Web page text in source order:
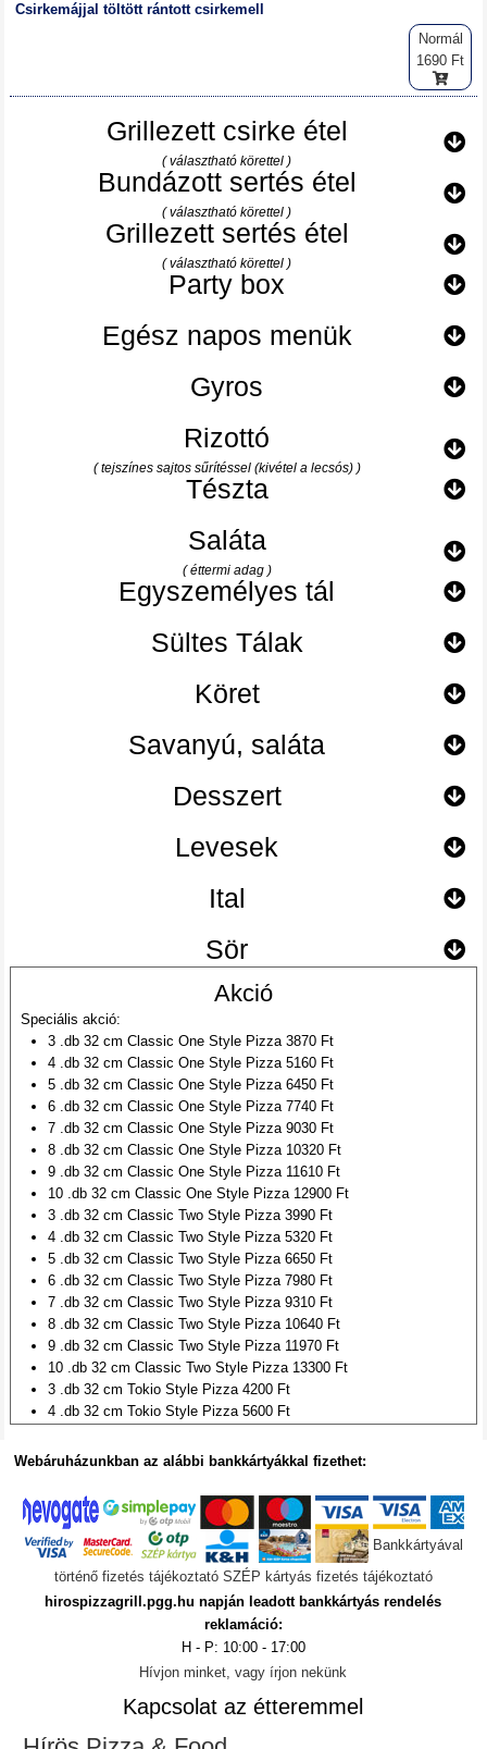
Csirkemájjal töltött rántott csirkemell
Normál
1690 Ft
Grillezett csirke étel
( választható körettel )
Bundázott sertés étel
( választható körettel )
Grillezett sertés étel
( választható körettel )
Party box
Egész napos menük
Gyros
Rizottó
( tejszínes sajtos sűrítéssel (kivétel a lecsós) )
Tészta
Saláta
( éttermi adag )
Egyszemélyes tál
Sültes Tálak
Köret
Savanyú, saláta
Desszert
Levesek
Ital
Sör
Akció
Speciális akció:
3 .db 32 cm Classic One Style Pizza 3870 Ft
4 .db 32 cm Classic One Style Pizza 5160 Ft
5 .db 32 cm Classic One Style Pizza 6450 Ft
6 .db 32 cm Classic One Style Pizza 7740 Ft
7 .db 32 cm Classic One Style Pizza 9030 Ft
8 .db 32 cm Classic One Style Pizza 10320 Ft
9 .db 32 cm Classic One Style Pizza 11610 Ft
10 .db 32 cm Classic One Style Pizza 12900 Ft
3 .db 32 cm Classic Two Style Pizza 3990 Ft
4 .db 32 cm Classic Two Style Pizza 5320 Ft
5 .db 32 cm Classic Two Style Pizza 6650 Ft
6 .db 32 cm Classic Two Style Pizza 7980 Ft
7 .db 32 cm Classic Two Style Pizza 9310 Ft
8 .db 32 cm Classic Two Style Pizza 10640 Ft
9 .db 32 cm Classic Two Style Pizza 11970 Ft
10 .db 32 cm Classic Two Style Pizza 13300 Ft
3 .db 32 cm Tokio Style Pizza 4200 Ft
4 .db 32 cm Tokio Style Pizza 5600 Ft
6 .db 32 cm Tokio Style Pizza 8400 Ft
8 .db 32 cm Tokio Style Pizza 11200 Ft
9 .db 32 cm Tokio Style Pizza 12600 Ft
10 .db 32 cm Tokio Style Pizza 14000 Ft
3 .db 40 cm American Style Pizza 4920 Ft
4 .db 40 cm American Style Pizza 6560 Ft
5 .db 40 cm American Style Pizza 8200 Ft
6 .db 40 cm American Style Pizza 9840 Ft
7 .db 40 cm American Style Pizza 11480 Ft
8 .db 40 cm American Style Pizza 13120 Ft
10 .db 40 cm American Style Pizza 16400 Ft
3 .db 32 cm Hungarian Style Pizza 4410 Ft
Webáruházunkban az alábbi bankkártyákkal fizethet:
Bankkártyával
történő fizetés tájékoztató SZÉP kártyás fizetés tájékoztató
hirospizzagrill.pgg.hu napján leadott bankkártyás rendelés
reklamáció:
H - P: 10:00 - 17:00
Hívjon minket, vagy írjon nekünk
Kapcsolat az étteremmel